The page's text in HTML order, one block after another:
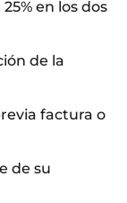
en los dos
de la
factura o
de su